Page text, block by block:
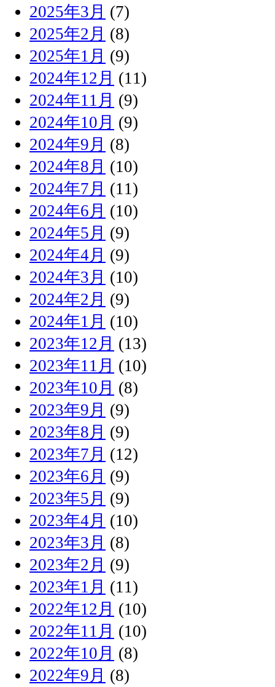
2025年3月 (7)
2025年2月 (8)
2025年1月 (9)
2024年12月 (11)
2024年11月 (9)
2024年10月 (9)
2024年9月 (8)
2024年8月 (10)
2024年7月 (11)
2024年6月 (10)
2024年5月 (9)
2024年4月 (9)
2024年3月 (10)
2024年2月 (9)
2024年1月 (10)
2023年12月 (13)
2023年11月 (10)
2023年10月 (8)
2023年9月 (9)
2023年8月 (9)
2023年7月 (12)
2023年6月 (9)
2023年5月 (9)
2023年4月 (10)
2023年3月 (8)
2023年2月 (9)
2023年1月 (11)
2022年12月 (10)
2022年11月 (10)
2022年10月 (8)
2022年9月 (8)